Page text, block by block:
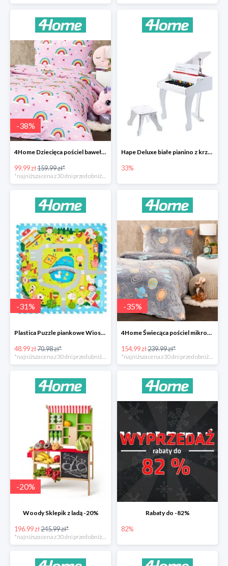
-38%
4Home Dziecięca pościel bawełniana Rainbow
99.99 zł159.99 zł*
*najniższa cena z 30 dni przed obniżką
Hape Deluxe białe pianino z krzesłem -33%
33%
-31%
Plastica Puzzle piankowe Wioska -31%
48.99 zł70.98 zł*
-35%
4Home Świecąca pościel mikroflanela Planetarium -35%
154.99 zł239.99 zł*
-20%
Woody Sklepik z ladą -20%
196.99 zł245.99 zł*
*najniższa cena z 30 dni przed obniżką
Rabaty do -82%
82%